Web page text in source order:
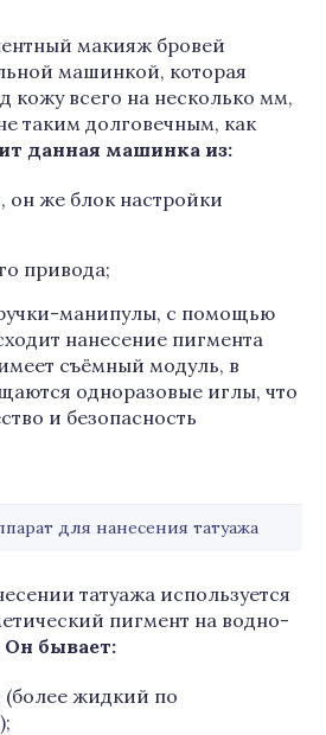
макияж бровей
машинкой, которая
кожу всего на несколько мм,
таким долговечным, как
данная машинка из:
он же блок настройки
привода;
манипулы, с помощью
нанесение пигмента
съёмный модуль, в
одноразовые иглы, что
и безопасность
для нанесения татуажа
татуажа используется
пигмент на водно-
Он бывает:
жидкий по